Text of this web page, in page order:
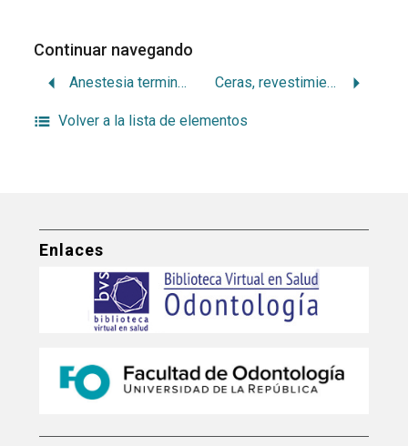
Continuar navegando
Anestesia terminal y regional en Odontología Ceras, revestimientos, colados
Volver a la lista de elementos
Enlaces